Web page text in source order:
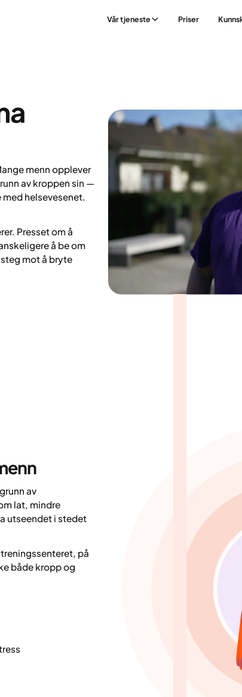
Vår tjeneste Priser
menn opplever
av kroppen sin —
helsevesenet.
Presset om å
å be om
mot å bryte
av
lat, mindre
utseendet i stedet
på
både kropp og